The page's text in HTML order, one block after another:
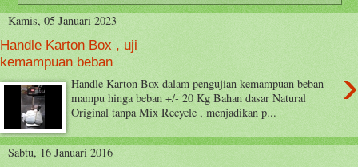
Kamis, 05 Januari 2023
Handle Karton Box , uji
kemampuan beban
›
Handle Karton Box dalam pengujian kemampuan beban
mampu hinga beban +/- 20 Kg Bahan dasar Natural
Original tanpa Mix Recycle , menjadikan p...
Sabtu, 16 Januari 2016